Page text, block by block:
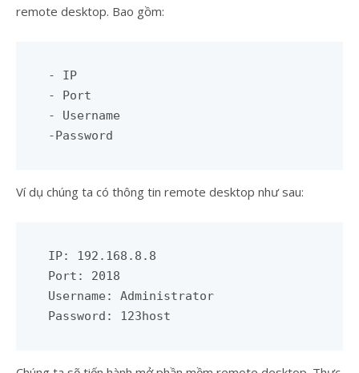
remote desktop. Bao gồm:
- IP
- Port
- Username
-Password
Ví dụ chúng ta có thông tin remote desktop như sau:
IP: 192.168.8.8
Port: 2018
Username: Administrator
Password: 123host